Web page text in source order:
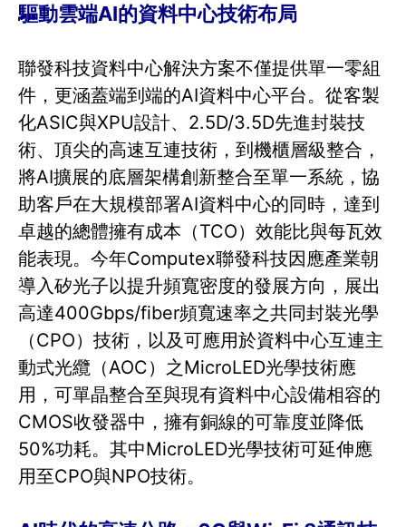
驅動雲端AI的資料中心技術布局
聯發科技資料中心解決方案不僅提供單一零組
件，更涵蓋端到端的AI資料中心平台。從客製
化ASIC與XPU設計、2.5D/3.5D先進封裝技
術、頂尖的高速互連技術，到機櫃層級整合，
將AI擴展的底層架構創新整合至單一系統，協
助客戶在大規模部署AI資料中心的同時，達到
卓越的總體擁有成本（TCO）效能比與每瓦效
能表現。今年Computex聯發科技因應產業朝
導入矽光子以提升頻寬密度的發展方向，展出
高達400Gbps/fiber頻寬速率之共同封裝光學
（CPO）技術，以及可應用於資料中心互連主
動式光纜（AOC）之MicroLED光學技術應
用，可單晶整合至與現有資料中心設備相容的
CMOS收發器中，擁有銅線的可靠度並降低
50%功耗。其中MicroLED光學技術可延伸應
用至CPO與NPO技術。